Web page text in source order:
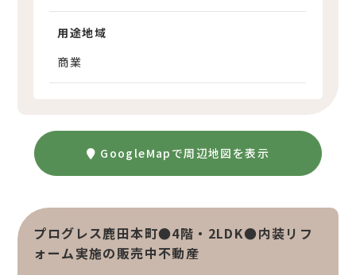
用途地域
商業
GoogleMapで周辺地図を表示
プログレス鹿田本町●4階・2LDK●内装リフ
ォーム実施の販売中不動産